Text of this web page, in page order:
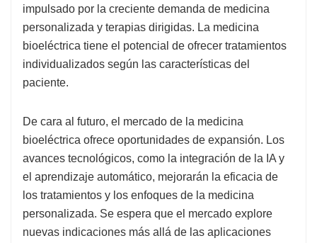
impulsado por la creciente demanda de medicina
personalizada y terapias dirigidas. La medicina
bioeléctrica tiene el potencial de ofrecer tratamientos
individualizados según las características del
paciente.
De cara al futuro, el mercado de la medicina
bioeléctrica ofrece oportunidades de expansión. Los
avances tecnológicos, como la integración de la IA y
el aprendizaje automático, mejorarán la eficacia de
los tratamientos y los enfoques de la medicina
personalizada. Se espera que el mercado explore
nuevas indicaciones más allá de las aplicaciones